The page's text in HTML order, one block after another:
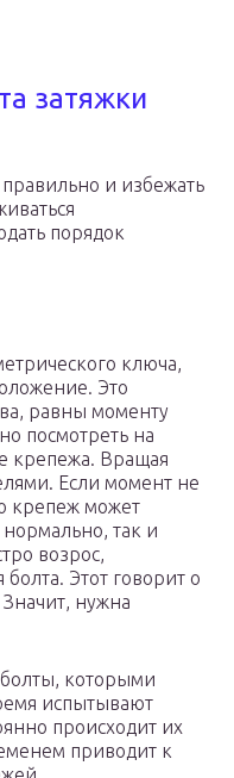
затяжки
и избежать
порядок
ключа,
Это
равны моменту
посмотреть на
крепежа. Вращая
Если момент не
крепеж может
так и
возрос,
Этот говорит о
нужна
которыми
испытывают
происходит их
приводит к